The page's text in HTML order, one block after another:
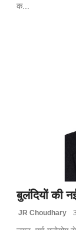
क...
बुलंदियों की
JR Choudhary